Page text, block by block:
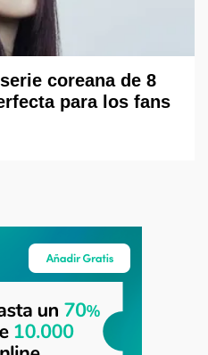
coreana de 8
para los fans